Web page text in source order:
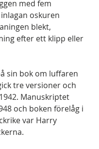
med fem
oskuren
blekt,
efter ett klipp eller
sin bok om luffaren
tre versioner och
Manuskriptet
och boken förelåg i
var Harry